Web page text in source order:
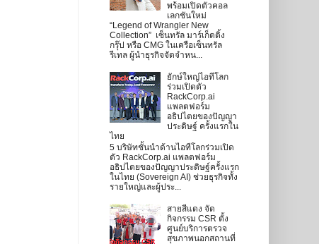
พร้อมเปิดตัวคอล
เลกชันใหม่
“Legend of Wrangler New
Collection” เซ็นทรัล มาร์เก็ตติ้ง
กรุ๊ป หรือ CMG ในเครือเซ็นทรัล
รีเทล ผู้นำธุรกิจจัดจำหน...
ยักษ์ใหญ่ไอทีโลก
ร่วมเปิดตัว
RackCorp.ai
แพลตฟอร์ม
อธิปไตยของปัญญา
ประดิษฐ์ ครั้งแรกใน
ไทย
5 บริษัทชั้นนำด้านไอทีโลกร่วมเปิด
ตัว RackCorp.ai แพลตฟอร์ม
อธิปไตยของปัญญาประดิษฐ์ครั้งแรก
ในไทย (Sovereign AI) ช่วยธุรกิจทั้ง
รายใหญ่และผู้ประ...
สายสีแดง จัด
กิจกรรม CSR ตั้ง
ศูนย์บริการตรวจ
สุขภาพนอกสถานที่